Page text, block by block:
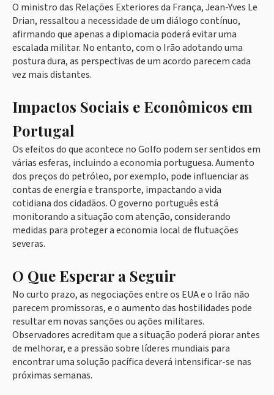
O ministro das Relações Exteriores da França, Jean-Yves Le
Drian, ressaltou a necessidade de um diálogo contínuo,
afirmando que apenas a diplomacia poderá evitar uma
escalada militar. No entanto, com o Irão adotando uma
postura dura, as perspectivas de um acordo parecem cada
vez mais distantes.
Impactos Sociais e Econômicos em
Portugal
Os efeitos do que acontece no Golfo podem ser sentidos em
várias esferas, incluindo a economia portuguesa. Aumento
dos preços do petróleo, por exemplo, pode influenciar as
contas de energia e transporte, impactando a vida
cotidiana dos cidadãos. O governo português está
monitorando a situação com atenção, considerando
medidas para proteger a economia local de flutuações
severas.
O Que Esperar a Seguir
No curto prazo, as negociações entre os EUA e o Irão não
parecem promissoras, e o aumento das hostilidades pode
resultar em novas sanções ou ações militares.
Observadores acreditam que a situação poderá piorar antes
de melhorar, e a pressão sobre líderes mundiais para
encontrar uma solução pacífica deverá intensificar-se nas
próximas semanas.